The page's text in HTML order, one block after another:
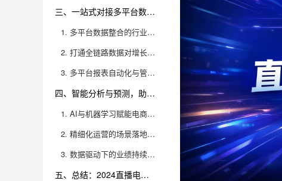
三、一站式对接多平台数据，打通电商全链路
1. 多平台数据整合的行业难题与技术突破
2. 打通全链路数据对增长的战略意义
3. 多平台报表自动化与管理效能提升
四、智能分析与预测，助力精细化运营和业绩提升
1. AI与机器学习赋能电商数据大屏
2. 精细化运营的场景落地与实战案例
3. 数据驱动下的业绩持续增长方法论
五、总结：2024直播电商数据大屏，赋能企业高效增长